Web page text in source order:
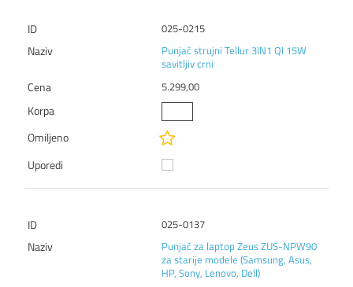
025-0215
Punjač strujni Tellur 3IN1 QI 15W
savitljiv crni
5.299,00
025-0137
Punjač za laptop Zeus ZUS-NPW90
za starije modele (Samsung, Asus,
HP, Sony, Lenovo, Dell)